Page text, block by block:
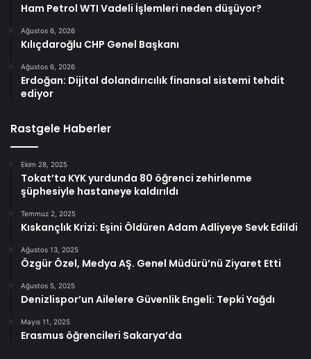
Ham Petrol WTI Vadeli İşlemleri neden düşüyor?
Ağustos 6, 2026
Kılıçdaroğlu CHP Genel Başkanı
Ağustos 6, 2026
Erdoğan: Dijital dolandırıcılık finansal sistemi tehdit
ediyor
Rastgele Haberler
Ekim 28, 2025
Tokat’ta KYK yurdunda 80 öğrenci zehirlenme
şüphesiyle hastaneye kaldırıldı
Temmuz 2, 2025
Kıskançlık Krizi: Eşini Öldüren Adam Adliyeye Sevk Edildi
Ağustos 13, 2025
Özgür Özel, Medya AŞ. Genel Müdürü’nü Ziyaret Etti
Ağustos 5, 2025
Denizlispor’un Ailelere Güvenlik Engeli: Tepki Yağdı
Mayıs 11, 2025
Erasmus öğrencileri Sakarya’da